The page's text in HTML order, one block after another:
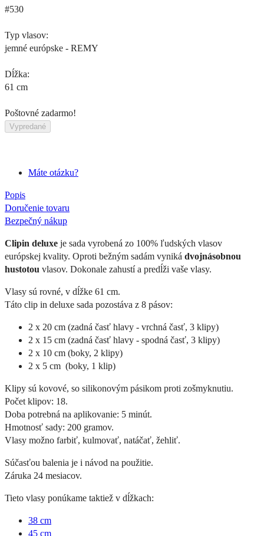
#530
Typ vlasov:
jemné európske - REMY
Dĺžka:
61 cm
Poštovné zadarmo!
Vypredané
Máte otázku?
Popis
Doručenie tovaru
Bezpečný nákup
Clipin deluxe je sada vyrobená zo 100% ľudských vlasov
európskej kvality. Oproti bežným sadám vyniká dvojnásobnou
hustotou vlasov. Dokonale zahustí a predĺži vaše vlasy.
Vlasy sú rovné, v dĺžke 61 cm.
Táto clip in deluxe sada pozostáva z 8 pásov:
2 x 20 cm (zadná časť hlavy - vrchná časť, 3 klipy)
2 x 15 cm (zadná časť hlavy - spodná časť, 3 klipy)
2 x 10 cm (boky, 2 klipy)
2 x 5 cm (boky, 1 klip)
Klipy sú kovové, so silikonovým pásikom proti zošmyknutiu.
Počet klipov: 18.
Doba potrebná na aplikovanie: 5 minút.
Hmotnosť sady: 200 gramov.
Vlasy možno farbiť, kulmovať, natáčať, žehliť.
Súčasťou balenia je i návod na použitie.
Záruka 24 mesiacov.
Tieto vlasy ponúkame taktiež v dĺžkach:
38 cm
45 cm